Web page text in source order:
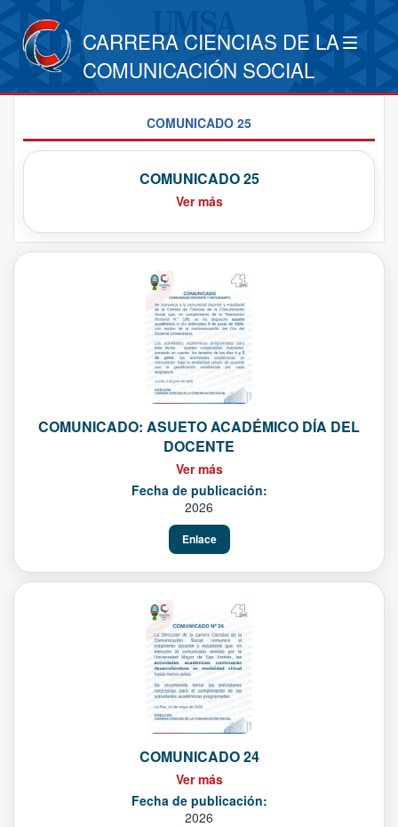
CARRERA CIENCIAS DE LA
COMUNICACIÓN SOCIAL
COMUNICADO 25
COMUNICADO 25
Ver más
COMUNICADO: ASUETO ACADÉMICO DÍA DEL
DOCENTE
Ver más
Fecha de publicación:
2026
Enlace
COMUNICADO 24
Ver más
Fecha de publicación:
2026